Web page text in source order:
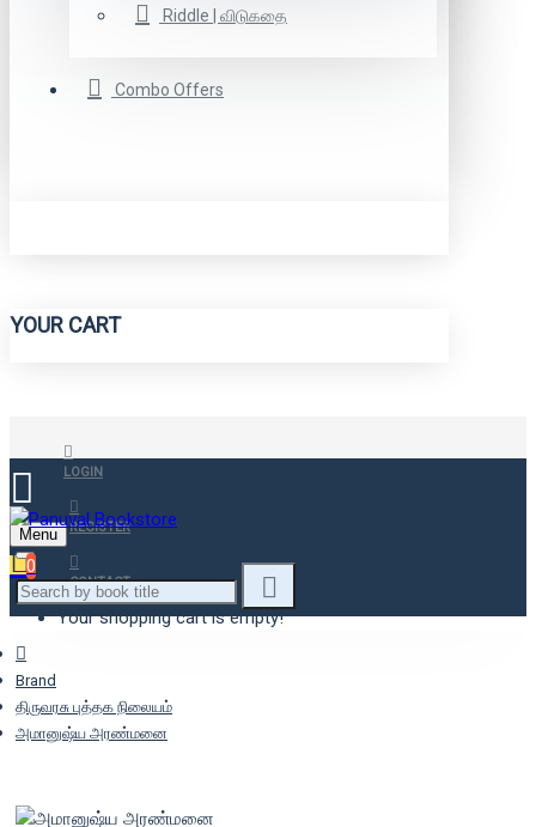
Riddle | விடுகதை
Combo Offers
YOUR CART
LOGIN
REGISTER
CONTACT
Menu
0
Your shopping cart is empty!
Brand
திருவரசு புத்தக நிலையம்
அமானுஷ்ய அரண்மனை